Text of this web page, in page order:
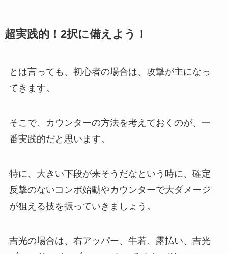
超実践的！2択に備えよう！
とは言っても、初心者の場合は、攻撃が主になっ
てきます。
そこで、カウンターの方法を考えておくのが、一
番実践的だと思います。
特に、大きい下段が来そうだなという時に、確定
反撃のないコンボ始動やカウンターで大ダメージ
が狙える技を振っていきましょう。
吉光の場合は、右アッパー、牛若、露払い、吉光